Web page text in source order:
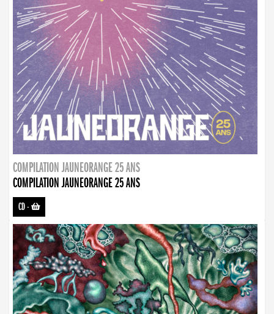
COMPILATION JAUNEORANGE 25 ANS
COMPILATION JAUNEORANGE 25 ANS
CD-